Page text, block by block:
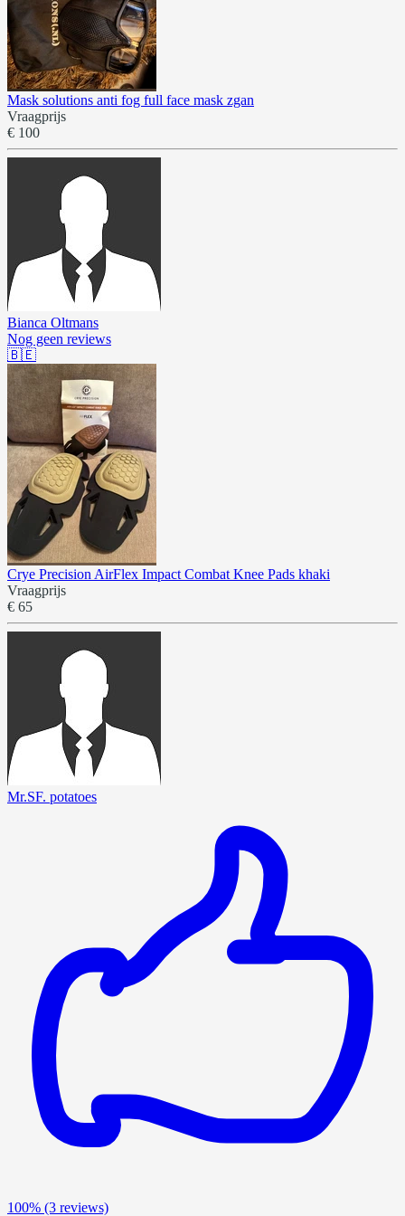
Mask solutions anti fog full face mask zgan
Vraagprijs
€ 100
Bianca Oltmans
Nog geen reviews
🇧🇪
Crye Precision AirFlex Impact Combat Knee Pads khaki
Vraagprijs
€ 65
Mr.SF. potatoes
100% (3 reviews)